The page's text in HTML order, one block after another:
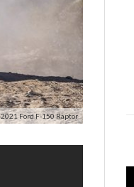
2021 Ford F-150 Raptor